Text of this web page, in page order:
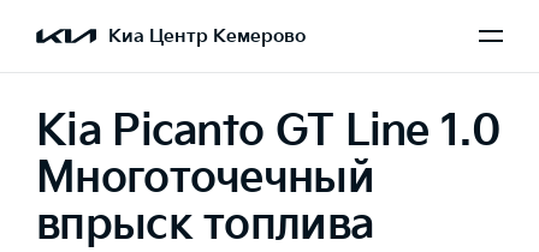
Киа Центр Кемерово
Kia Picanto GT Line 1.0
Многоточечный
впрыск топлива